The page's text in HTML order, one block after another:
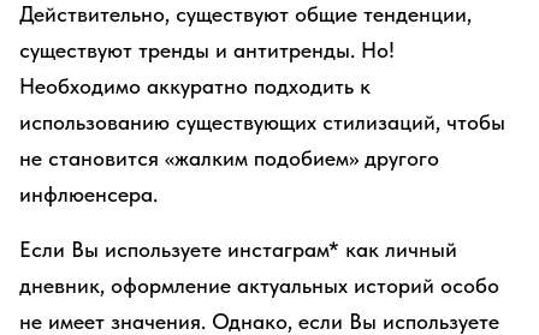
Действительно, существуют общие тенденции,
существуют тренды и антитренды. Но!
Необходимо аккуратно подходить к
использованию существующих стилизаций, чтобы
не становится «жалким подобием» другого
инфлюенсера.
Если Вы используете инстаграм* как личный
дневник, оформление актуальных историй особо
не имеет значения. Однако, если Вы используете